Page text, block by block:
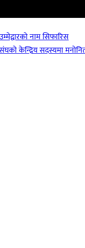
नाम सिफारिस
केन्द्रिय सदस्यमा